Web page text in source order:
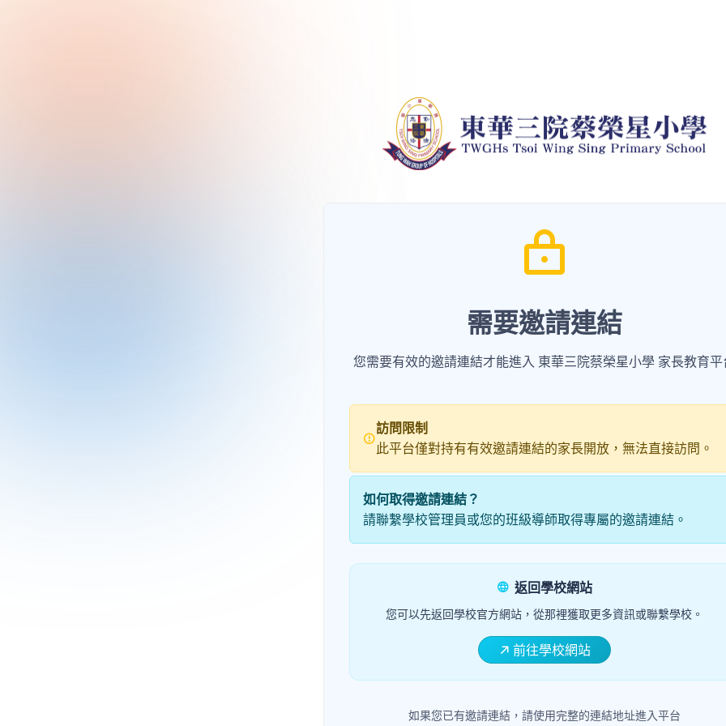
需要邀請連結
您需要有效的邀請連結才能進入 東華三院蔡榮星小學 家長教育平
訪問限制
此平台僅對持有有效邀請連結的家長開放，無法直接訪問。
如何取得邀請連結？
請聯繫學校管理員或您的班級導師取得專屬的邀請連結。
返回學校網站
您可以先返回學校官方網站，從那裡獲取更多資訊或聯繫學校。
前往學校網站
如果您已有邀請連結，請使用完整的連結地址進入平台